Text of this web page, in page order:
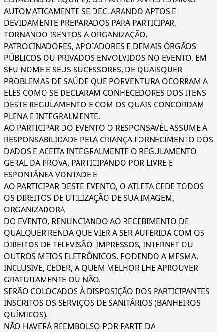
AUTOMATICAMENTE SE DECLARANDO APTOS E
DEVIDAMENTE PREPARADOS PARA PARTICIPAR,
TORNANDO ISENTOS A ORGANIZAÇÃO,
PATROCINADORES, APOIADORES E DEMAIS ÓRGÃOS
PÚBLICOS OU PRIVADOS ENVOLVIDOS NO EVENTO, EM
SEU NOME E SEUS SUCESSORES, DE QUAISQUER
PROBLEMAS DE SAÚDE QUE PORVENTURA OCORRAM A
ELES COMO SE DECLARAM CONHECEDORES DOS ITENS
DESTE REGULAMENTO E COM OS QUAIS CONCORDAM
PLENA E INTEGRALMENTE.
AO PARTICIPAR DO EVENTO O RESPONSAVÉL ASSUME A
RESPONSABILIDADE PELA CRIANÇA FORNECIMENTO DOS
DADOS E ACEITA INTEGRALMENTE O REGULAMENTO
GERAL DA PROVA, PARTICIPANDO POR LIVRE E
ESPONTÂNEA VONTADE E
AO PARTICIPAR DESTE EVENTO, O ATLETA CEDE TODOS
OS DIREITOS DE UTILIZAÇÃO DE SUA IMAGEM,
ORGANIZADORA
DO EVENTO, RENUNCIANDO AO RECEBIMENTO DE
QUALQUER RENDA QUE VIER A SER AUFERIDA COM OS
DIREITOS DE TELEVISÃO, IMPRESSOS, INTERNET OU
OUTROS MEIOS ELETRÔNICOS, PODENDO A MESMA,
INCLUSIVE, CEDER, A QUEM MELHOR LHE APROUVER
GRATUITAMENTE OU NÃO.
SERÃO COLOCADOS À DISPOSIÇÃO DOS PARTICIPANTES
INSCRITOS OS SERVIÇOS DE SANITÁRIOS (BANHEIROS
QUÍMICOS).
NÃO HAVERÁ REEMBOLSO POR PARTE DA